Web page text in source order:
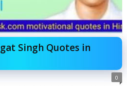
Singh Quotes in
0